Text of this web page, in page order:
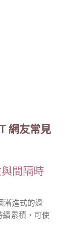
網友常見
間隔時
漸進式的過
續累積，可使